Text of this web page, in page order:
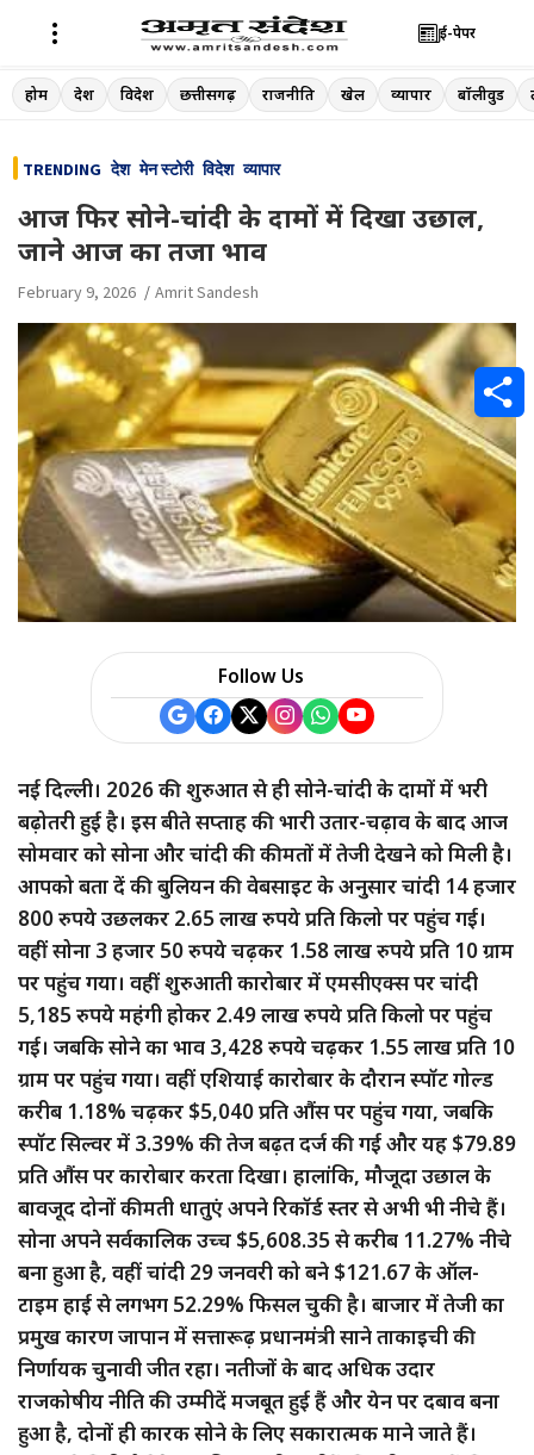
Skip
to
ई-पेपर
होम देश विदेश छत्तीसगढ़ राजनीति खेल व्यापार बॉलीवुड
TRENDING देश मेन स्टोरी विदेश व्यापार
आज फिर सोने-चांदी के दामों में दिखा उछाल,
जाने आज का तजा भाव
February 9, 2026 Amrit Sandesh
Follow Us
नई दिल्ली। 2026 की शुरुआत से ही सोने-चांदी के दामों में भरी
बढ़ोतरी हुई है। इस बीते सप्ताह की भारी उतार-चढ़ाव के बाद आज
सोमवार को सोना और चांदी की कीमतों में तेजी देखने को मिली है।
आपको बता दें की बुलियन की वेबसाइट के अनुसार चांदी 14 हजार
800 रुपये उछलकर 2.65 लाख रुपये प्रति किलो पर पहुंच गई।
वहीं सोना 3 हजार 50 रुपये चढ़कर 1.58 लाख रुपये प्रति 10 ग्राम
पर पहुंच गया। वहीं शुरुआती कारोबार में एमसीएक्स पर चांदी
5,185 रुपये महंगी होकर 2.49 लाख रुपये प्रति किलो पर पहुंच
गई। जबकि सोने का भाव 3,428 रुपये चढ़कर 1.55 लाख प्रति 10
ग्राम पर पहुंच गया। वहीं एशियाई कारोबार के दौरान स्पॉट गोल्ड
करीब 1.18% चढ़कर $5,040 प्रति औंस पर पहुंच गया, जबकि
स्पॉट सिल्वर में 3.39% की तेज बढ़त दर्ज की गई और यह $79.89
प्रति औंस पर कारोबार करता दिखा। हालांकि, मौजूदा उछाल के
बावजूद दोनों कीमती धातुएं अपने रिकॉर्ड स्तर से अभी भी नीचे हैं।
सोना अपने सर्वकालिक उच्च $5,608.35 से करीब 11.27% नीचे
बना हुआ है, वहीं चांदी 29 जनवरी को बने $121.67 के ऑल-
टाइम हाई से लगभग 52.29% फिसल चुकी है। बाजार में तेजी का
प्रमुख कारण जापान में सत्तारूढ़ प्रधानमंत्री साने ताकाइची की
निर्णायक चुनावी जीत रहा। नतीजों के बाद अधिक उदार
राजकोषीय नीति की उम्मीदें मजबूत हुई हैं और येन पर दबाव बना
हुआ है, दोनों ही कारक सोने के लिए सकारात्मक माने जाते हैं।
S
h
a
r